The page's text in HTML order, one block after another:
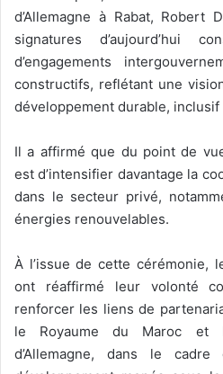
d’Allemagne à Rabat, Robert
signatures d’aujourd’hui
d’engagements
constructifs, reflétant une
développement durable,
Il a affirmé que du point de
est d’intensifier davantage la
dans le secteur privé,
énergies renouvelables.
À l’issue de cette cérémonie,
ont réaffirmé leur volonté
renforcer les liens de
le Royaume du Maroc et
d’Allemagne, dans le